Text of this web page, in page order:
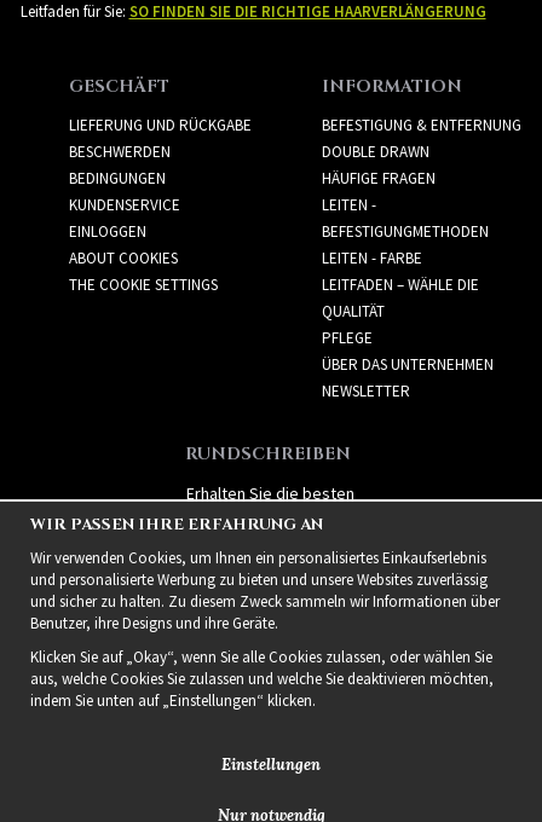
Leitfaden für Sie: SO FINDEN SIE DIE RICHTIGE HAARVERLÄNGERUNG
GESCHÄFT
LIEFERUNG UND RÜCKGABE
BESCHWERDEN
BEDINGUNGEN
KUNDENSERVICE
EINLOGGEN
ABOUT COOKIES
THE COOKIE SETTINGS
INFORMATION
BEFESTIGUNG & ENTFERNUNG
DOUBLE DRAWN
HÄUFIGE FRAGEN
LEITEN -
BEFESTIGUNGMETHODEN
LEITEN - FARBE
LEITFADEN – WÄHLE DIE
QUALITÄT
PFLEGE
ÜBER DAS UNTERNEHMEN
NEWSLETTER
RUNDSCHREIBEN
Erhalten Sie die besten
Angebote und spannende
neue Produkte!
WIR PASSEN IHRE ERFAHRUNG AN
Wir verwenden Cookies, um Ihnen ein personalisiertes Einkaufserlebnis
und personalisierte Werbung zu bieten und unsere Websites zuverlässig
und sicher zu halten. Zu diesem Zweck sammeln wir Informationen über
Benutzer, ihre Designs und ihre Geräte.
Klicken Sie auf „Okay“, wenn Sie alle Cookies zulassen, oder wählen Sie
aus, welche Cookies Sie zulassen und welche Sie deaktivieren möchten,
indem Sie unten auf „Einstellungen“ klicken.
Einstellungen
Nur notwendig